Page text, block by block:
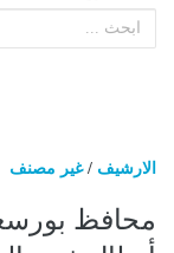
الارشيف /غير مصنف
محافظ